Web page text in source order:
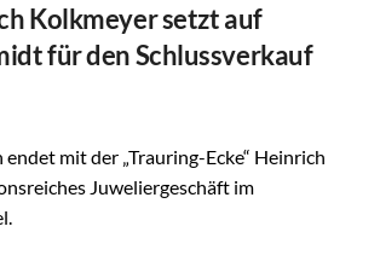
Kolkmeyer setzt auf
für den Schlussverkauf
mit der „Trauring-Ecke“ Heinrich
Juweliergeschäft im